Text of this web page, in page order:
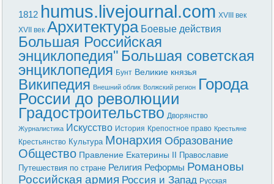
1812 humus.livejournal.com XVIII век
XVII век Архитектура Боевые действия
Большая Российская
энциклопедия" Большая советская
энциклопедия Бунт Великие князья
Википедия Внешний облик Волжский регион Города
России до революции
Градостроительство Дворянство
Журналистика Искусство История Крепостное право Крестьяне
Крестьянство Культура Монархия Образование
Общество Правление Екатерины II Православие
Путешествия по стране Религия Реформы Романовы
Российская армия Россия и Запад Русская